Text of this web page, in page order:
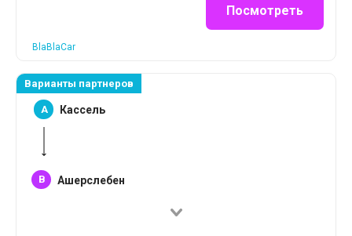
Посмотреть
BlaBlaCar
Варианты партнеров
A Кассель
B Ашерслебен